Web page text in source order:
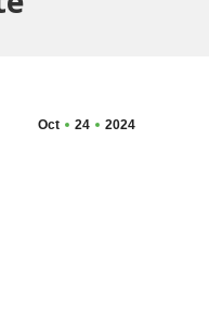
Oct 24 2024